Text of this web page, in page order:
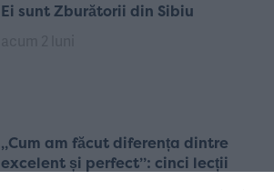
Ei sunt Zburătorii din Sibiu
„Cum am făcut diferența dintre
excelent și perfect”: cinci lecții